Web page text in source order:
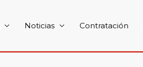
Noticias Contratación